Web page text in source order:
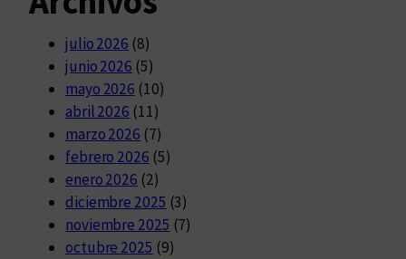
julio 2026 (8)
junio 2026 (5)
mayo 2026 (10)
abril 2026 (11)
marzo 2026 (7)
febrero 2026 (5)
enero 2026 (2)
diciembre 2025 (3)
noviembre 2025 (7)
octubre 2025 (9)